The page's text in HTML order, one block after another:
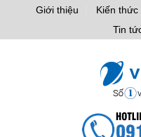
Giới thiệu Kiến thức
Tin